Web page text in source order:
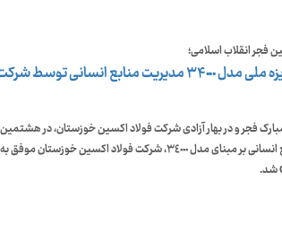
انقلاب اسلامی؛
کسب نشان برنز جایزه ملی مدل ٣۴٠٠٠ مدیریت منابع انسانی توسط
مبارک فجر و در بهار آزادی شرکت فولاد اکسین خوزستان، در هشتمين
جايزه ملى مديريت منابع انسانى بر مبناى مدل ٣٤٠٠٠، شركت فولاد اكسين خوزستان موفق به